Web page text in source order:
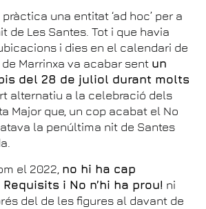
una entitat ‘ad hoc’ per a
de Les Santes. Tot i que havia
i dies en el calendari de
de Marrinxa va acabar sent un
del 28 de juliol durant molts
alternatiu a la celebració dels
Major que, un cop acabat el No
la penúltima nit de Santes
el 2022, no hi ha cap
i No n’hi ha prou! ni
del de les figures al davant de